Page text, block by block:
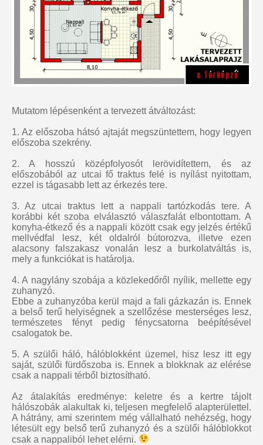
Mutatom lépésenként a tervezett átváltozást:
1. Az előszoba hátsó ajtaját megszüntettem, hogy legyen
előszoba szekrény.
2. A hosszú középfolyosót lerövidítettem, és az
előszobából az utcai fő traktus felé is nyílást nyitottam,
ezzel is tágasabb lett az érkezés tere.
3. Az utcai traktus lett a nappali tartózkodás tere. A
korábbi két szoba elválasztó válaszfalát elbontottam. A
konyha-étkező és a nappali között csak egy jelzés értékű
mellvédfal lesz, két oldalról bútorozva, illetve ezen
alacsony falszakasz vonalán lesz a burkolatváltás is,
mely a funkciókat is határolja.
4. A nagylány szobája a közlekedőről nyílik, mellette egy
zuhanyzó.
Ebbe a zuhanyzóba kerül majd a fali gázkazán is. Ennek
a belső terű helyiségnek a szellőzése mesterséges lesz,
természetes fényt pedig fénycsatorna beépítésével
csalogatok be.
5. A szülői háló, hálóblokként üzemel, hisz lesz itt egy
saját, szülői fürdőszoba is. Ennek a blokknak az elérése
csak a nappali térből biztosítható.
Az átalakítás eredménye: keletre és a kertre tájolt
hálószobák alakultak ki, teljesen megfelelő alapterülettel.
A hátrány, ami szerintem még vállalható nehézség, hogy
létesült egy belső terű zuhanyzó és a szülői hálóblokkot
csak a nappaliból lehet elérni.